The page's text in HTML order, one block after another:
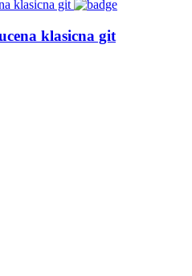
klasicna git